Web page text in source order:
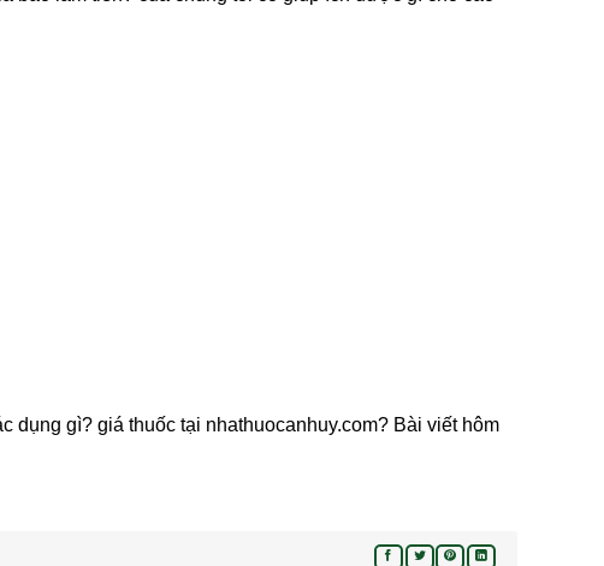
dụng gì? giá thuốc tại nhathuocanhuy.com? Bài viết hôm